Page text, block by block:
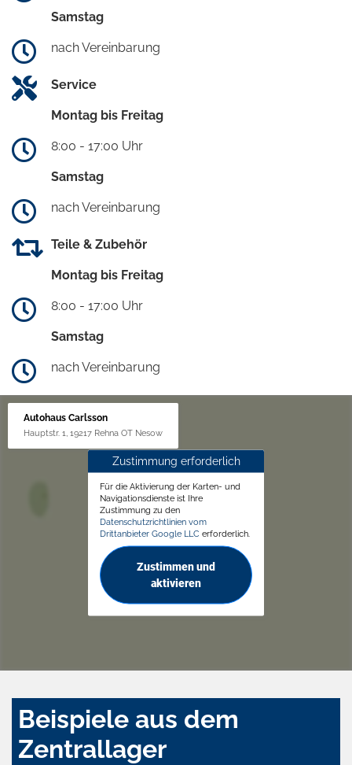
Samstag
nach Vereinbarung
Service
Montag bis Freitag
8:00 - 17:00 Uhr
Samstag
nach Vereinbarung
Teile & Zubehör
Montag bis Freitag
8:00 - 17:00 Uhr
Samstag
nach Vereinbarung
Autohaus Carlsson
Hauptstr. 1, 19217 Rehna OT Nesow
Zustimmung erforderlich
Für die Aktivierung der Karten- und
Navigationsdienste ist Ihre
Zustimmung zu den
Datenschutzrichtlinien vom
Drittanbieter Google LLC erforderlich.
Zustimmen und
aktivieren
Beispiele aus dem
Zentrallager